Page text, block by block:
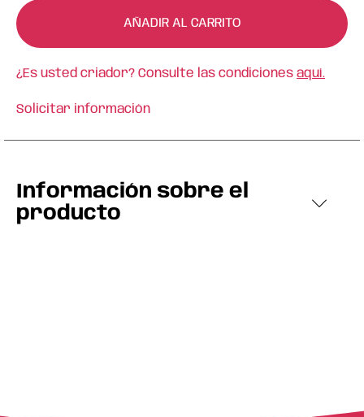
AÑADIR AL CARRITO
¿Es usted criador? Consulte las condiciones aquí.
Solicitar información
Información sobre el
producto